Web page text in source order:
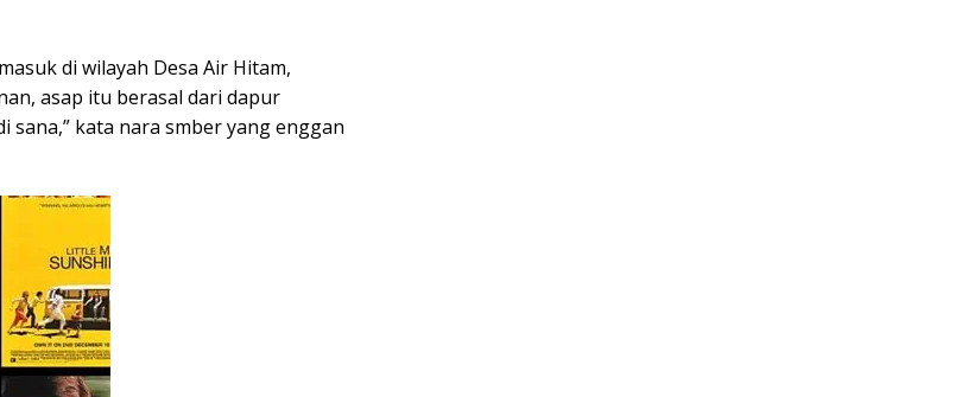
di wilayah Desa Air Hitam,
asap itu berasal dari dapur
sana,” kata nara smber yang enggan